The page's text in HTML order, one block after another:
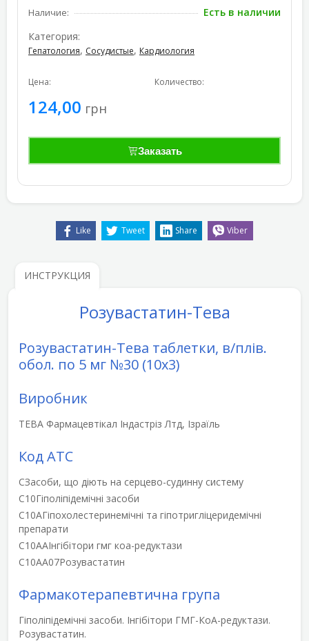
Наличие:
Есть в наличии
Категория:
Гепатология, Сосудистые, Кардиология
Цена:
124,00 грн
Количество:
Заказать
Like Tweet Share Viber
ИНСТРУКЦИЯ
Розувастатин-Тева
Розувастатин-Тева таблетки, в/плів.
обол. по 5 мг №30 (10х3)
Виробник
ТЕВА Фармацевтікал Індастріз Лтд, Ізраїль
Код АТС
CЗасоби, що діють на серцево-судинну систему
C10Гіполіпідемічні засоби
C10AГіпохолестеринемічні та гіпотригліцеридемічні
препарати
C10AAІнгібітори гмг кoа-редуктази
C10AA07Розувастатин
Фармакотерапевтична група
Гіполіпідемічні засоби. Інгібітори ГМГ-КоА-редуктази.
Розувастатин.